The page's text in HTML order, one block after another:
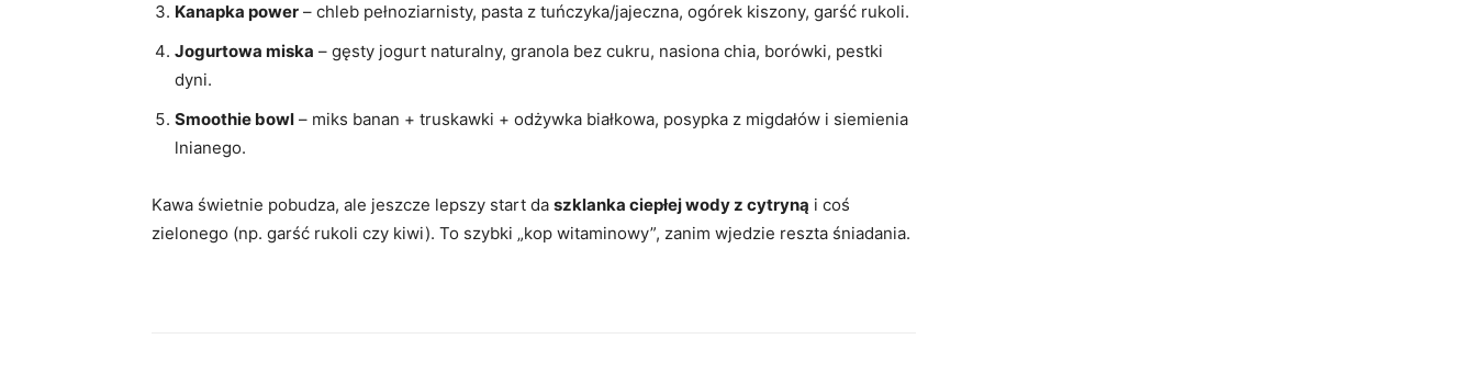
Kanapka power – chleb pełnoziarnisty, pasta z tuńczyka/jajeczna, ogórek kiszony, garść rukoli.
Jogurtowa miska – gęsty jogurt naturalny, granola bez cukru, nasiona chia, borówki, pestki
dyni.
Smoothie bowl – miks banan + truskawki + odżywka białkowa, posypka z migdałów i siemienia
lnianego.
Kawa świetnie pobudza, ale jeszcze lepszy start da szklanka ciepłej wody z cytryną i coś
zielonego (np. garść rukoli czy kiwi). To szybki „kop witaminowy”, zanim wjedzie reszta śniadania.